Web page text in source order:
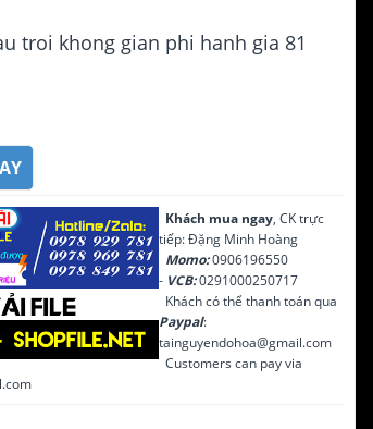
troi khong gian phi hanh gia 81
Khách mua ngay, CK trực
tiếp: Đặng Minh Hoàng
Momo:0906196550
- VCB:0291000250717
Khách có thể thanh toán qua
Paypal:
tainguyendohoa@gmail.com
Customers can pay via